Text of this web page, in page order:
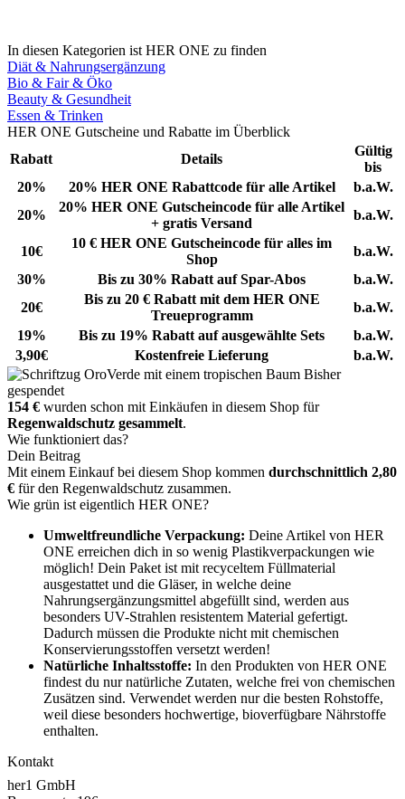
In diesen Kategorien ist HER ONE zu finden
Diät & Nahrungsergänzung
Bio & Fair & Öko
Beauty & Gesundheit
Essen & Trinken
HER ONE Gutscheine und Rabatte im Überblick
Rabatt
Details
Gültig
bis
20%
20% HER ONE Rabattcode für alle Artikel
b.a.W.
20%
20% HER ONE Gutscheincode für alle Artikel
+ gratis Versand
b.a.W.
10€
10 € HER ONE Gutscheincode für alles im
Shop
b.a.W.
30%
Bis zu 30% Rabatt auf Spar-Abos
b.a.W.
20€
Bis zu 20 € Rabatt mit dem HER ONE
Treueprogramm
b.a.W.
19%
Bis zu 19% Rabatt auf ausgewählte Sets
b.a.W.
3,90€
Kostenfreie Lieferung
b.a.W.
Bisher
gespendet
154 € wurden schon mit Einkäufen in diesem Shop für
Regenwaldschutz gesammelt.
Wie funktioniert das?
Dein Beitrag
Mit einem Einkauf bei diesem Shop kommen durchschnittlich 2,80
€ für den Regenwaldschutz zusammen.
Wie grün ist eigentlich HER ONE?
Umweltfreundliche Verpackung: Deine Artikel von HER
ONE erreichen dich in so wenig Plastikverpackungen wie
möglich! Dein Paket ist mit recyceltem Füllmaterial
ausgestattet und die Gläser, in welche deine
Nahrungsergänzungsmittel abgefüllt sind, werden aus
besonders UV-Strahlen resistentem Material gefertigt.
Dadurch müssen die Produkte nicht mit chemischen
Konservierungsstoffen versetzt werden!
Natürliche Inhaltsstoffe: In den Produkten von HER ONE
findest du nur natürliche Zutaten, welche frei von chemischen
Zusätzen sind. Verwendet werden nur die besten Rohstoffe,
weil diese besonders hochwertige, bioverfügbare Nährstoffe
enthalten.
Kontakt
her1 GmbH